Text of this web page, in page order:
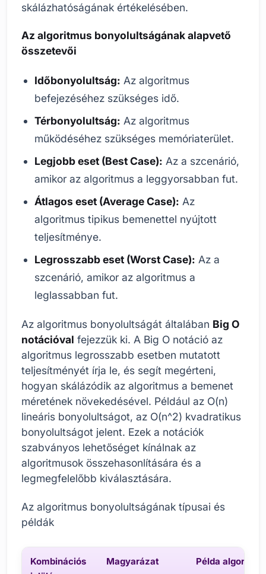
skálázhatóságának értékelésében.
Az algoritmus bonyolultságának alapvető
összetevői
Időbonyolultság: Az algoritmus
befejezéséhez szükséges idő.
Térbonyolultság: Az algoritmus
működéséhez szükséges memóriaterület.
Legjobb eset (Best Case): Az a szcenárió,
amikor az algoritmus a leggyorsabban fut.
Átlagos eset (Average Case): Az
algoritmus tipikus bemenettel nyújtott
teljesítménye.
Legrosszabb eset (Worst Case): Az a
szcenárió, amikor az algoritmus a
leglassabban fut.
Az algoritmus bonyolultságát általában Big O
notációval fejezzük ki. A Big O notáció az
algoritmus legrosszabb esetben mutatott
teljesítményét írja le, és segít megérteni,
hogyan skálázódik az algoritmus a bemenet
méretének növekedésével. Például az O(n)
lineáris bonyolultságot, az O(n^2) kvadratikus
bonyolultságot jelent. Ezek a notációk
szabványos lehetőséget kínálnak az
algoritmusok összehasonlítására és a
legmegfelelőbb kiválasztására.
Az algoritmus bonyolultságának típusai és
példák
Kombinációs
Magyarázat Példa